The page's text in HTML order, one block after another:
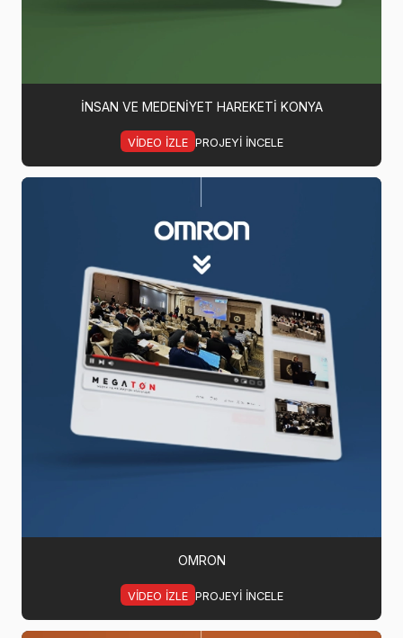
İNSAN VE MEDENIYET HAREKETI KONYA
VIDEO IZLE PROJEYI INCELE
OMRON
VIDEO IZLE PROJEYI INCELE